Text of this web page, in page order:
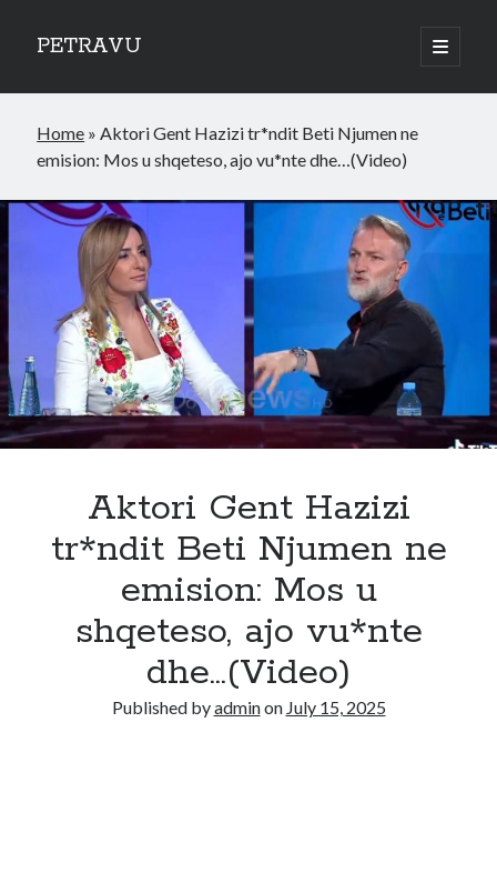
PETRAVU
open
primary
Sidebar
Bank
Credit Cards
World
Home »Aktori Gent Hazizi tr*ndit Beti Njumen ne
emision: Mos u shqeteso, ajo vu*nte dhe…(Video)
Aktori Gent Hazizi
tr*ndit Beti Njumen ne
emision: Mos u
shqeteso, ajo vu*nte
dhe…(Video)
Published byadminon July 15, 2025